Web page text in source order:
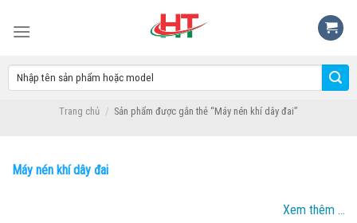
Trang chủ / Sản phẩm được gắn thẻ “Máy nén khí dây đai”
Máy nén khí dây đai
Xem thêm ...